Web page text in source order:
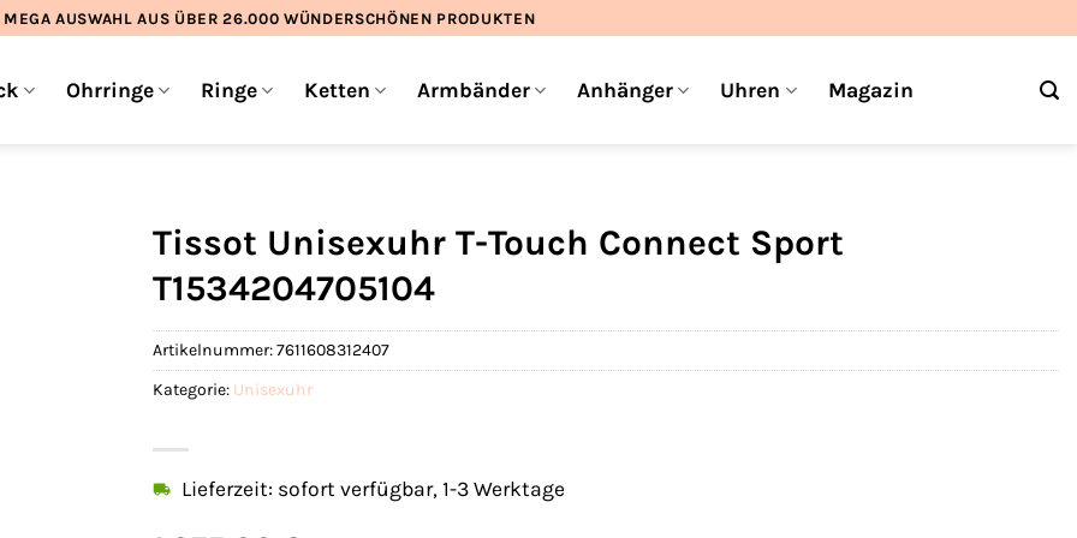
MEGA AUSWAHL AUS ÜBER 26.000 WÜNDERSCHÖNEN PRODUKTEN
Ohrringe Ringe Ketten Armbänder Anhänger Uhren Magazin
Tissot Unisexuhr T-Touch Connect Sport
T1534204705104
Lieferzeit: sofort verfügbar, 1-3 Werktage
Artikelnummer:7611608312407
Kategorie: Unisexuhr